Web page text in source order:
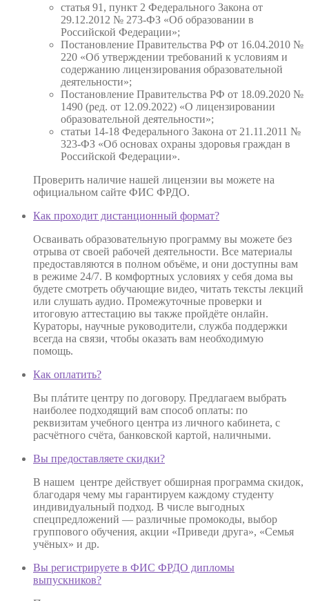
статья 91, пункт 2 Федерального Закона от
29.12.2012 № 273-ФЗ «Об образовании в
Российской Федерации»;
Постановление Правительства РФ от 16.04.2010 №
220 «Об утверждении требований к условиям и
содержанию лицензирования образовательной
деятельности»;
Постановление Правительства РФ от 18.09.2020 №
1490 (ред. от 12.09.2022) «О лицензировании
образовательной деятельности»;
статьи 14-18 Федерального Закона от 21.11.2011 №
323-ФЗ «Об основах охраны здоровья граждан в
Российской Федерации».
Проверить наличие нашей лицензии вы можете на
официальном сайте ФИС ФРДО.
Как проходит дистанционный формат?
Осваивать образовательную программу вы можете без
отрыва от своей рабочей деятельности. Все материалы
предоставляются в полном объёме, и они доступны вам
в режиме 24/7. В комфортных условиях у себя дома вы
будете смотреть обучающие видео, читать тексты лекций
или слушать аудио. Промежуточные проверки и
итоговую аттестацию вы также пройдёте онлайн.
Кураторы, научные руководители, служба поддержки
всегда на связи, чтобы оказать вам необходимую
помощь.
Как оплатить?
Вы плáтите центру по договору. Предлагаем выбрать
наиболее подходящий вам способ оплаты: по
реквизитам учебного центра из личного кабинета, с
расчётного счёта, банковской картой, наличными.
Вы предоставляете скидки?
В нашем центре действует обширная программа скидок,
благодаря чему мы гарантируем каждому студенту
индивидуальный подход. В числе выгодных
спецпредложений — различные промокоды, выбор
группового обучения, акции «Приведи друга», «Семья
учёных» и др.
Вы регистрируете в ФИС ФРДО дипломы
выпускников?